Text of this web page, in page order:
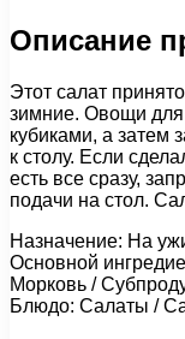
Описание
Этот салат
зимние. Овощи для
кубиками, а затем
к столу. Если
есть все сразу,
подачи на стол.
Назначение: На
Основной
Морковь /
Блюдо: Салаты /